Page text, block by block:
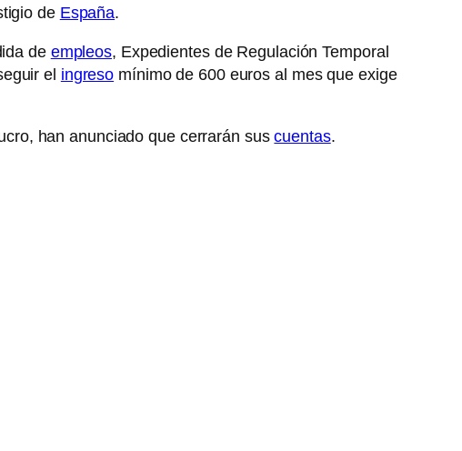
de España.
de empleos, Expedientes de Regulación Temporal
el ingreso mínimo de 600 euros al mes que exige
han anunciado que cerrarán suscuentas.